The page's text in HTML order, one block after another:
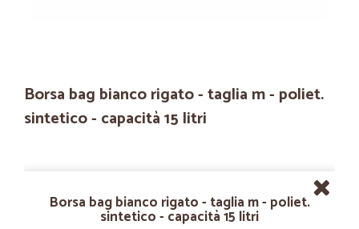
Borsa bag bianco rigato - taglia m - poliet.
sintetico - capacità 15 litri
Borsa bag bianco rigato - taglia m - poliet.
sintetico - capacità 15 litri